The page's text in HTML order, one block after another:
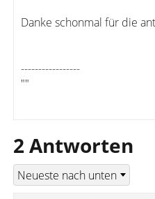
Danke schonmal für die
-----------------
""
2 Antworten